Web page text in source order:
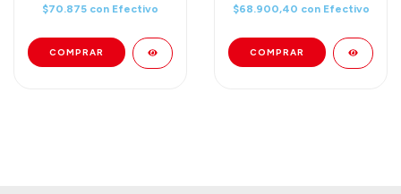
$70.875 con Efectivo $68.900,40 con Efectivo